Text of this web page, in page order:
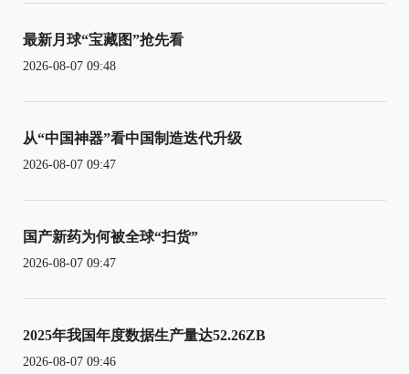
最新月球“宝藏图”抢先看
2026-08-07 09:48
从“中国神器”看中国制造迭代升级
2026-08-07 09:47
国产新药为何被全球“扫货”
2026-08-07 09:47
2025年我国年度数据生产量达52.26ZB
2026-08-07 09:46